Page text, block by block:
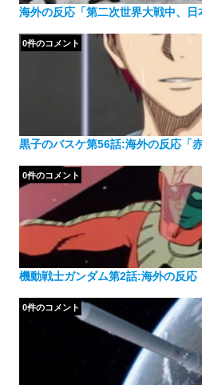
海外の反応「第二次世界大戦中、
黒子のバスケ第56話:海外の反応「
0件のコメント
機動戦士ガンダム第2話:海外の反応
0件のコメント
0件のコメント